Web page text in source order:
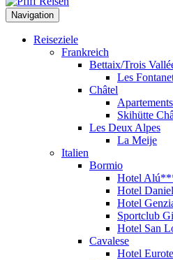
Navigation
Reiseziele
Frankreich
Bettaix/Trois
Les
Châtel
Skihütte
Les Deux Alpes
La Meije
Italien
Bormio
Hotel
Hotel
Hotel
Sportclub
Hotel San
Cavalese
Hotel